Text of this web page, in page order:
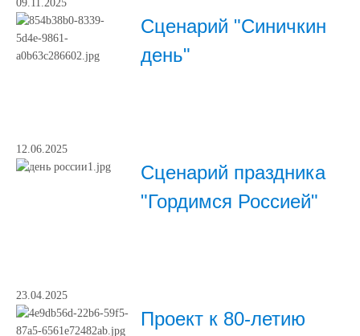
09.11.2025
Сценарий "Синичкин
день"
12.06.2025
Сценарий праздника
"Гордимся Россией"
23.04.2025
Проект к 80-летию